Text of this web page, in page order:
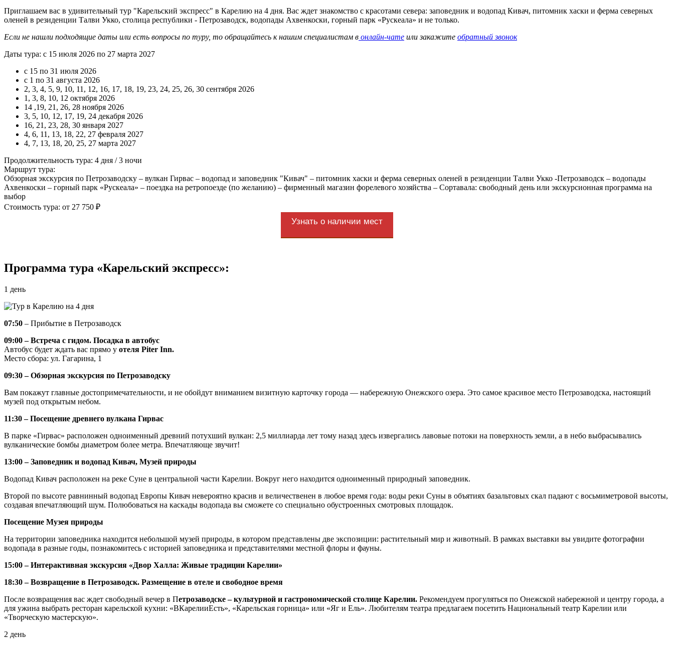
Приглашаем вас в удивительный тур "Карельский экспресс" в Карелию на 4 дня. Вас ждет знакомство с красотами севера: заповедник и водопад Кивач, питомник хаски и ферма северных
оленей в резиденции Талви Укко, столица республики - Петрозаводск, водопады Ахвенкоски, горный парк «Рускеала» и не только.
Если не нашли подходящие даты или есть вопросы по туру, то обращайтесь к нашим специалистам в онлайн-чате или закажите обратный звонок
Даты тура: с 15 июля 2026 по 27 марта 2027
с 15 по 31 июля 2026
с 1 по 31 августа 2026
2, 3, 4, 5, 9, 10, 11, 12, 16, 17, 18, 19, 23, 24, 25, 26, 30 сентября 2026
1, 3, 8, 10, 12 октября 2026
14 ,19, 21, 26, 28 ноября 2026
3, 5, 10, 12, 17, 19, 24 декабря 2026
16, 21, 23, 28, 30 января 2027
4, 6, 11, 13, 18, 22, 27 февраля 2027
4, 7, 13, 18, 20, 25, 27 марта 2027
Продолжительность тура: 4 дня / 3 ночи
Маршрут тура:
Обзорная экскурсия по Петрозаводску – вулкан Гирвас – водопад и заповедник "Кивач" – питомник хаски и ферма северных оленей в резиденции Талви Укко -Петрозаводск – водопады
Ахвенкоски – горный парк «Рускеала» – поездка на ретропоезде (по желанию) – фирменный магазин форелевого хозяйства – Сортавала: свободный день или экскурсионная программа на
выбор
Стоимость тура: от 27 750 ₽
Узнать о наличии мест
Программа тура «Карельский экспресс»:
1 день
07:50 – Прибытие в Петрозаводск
09:00 – Встреча с гидом. Посадка в автобус
Автобус будет ждать вас прямо у отеля Piter Inn.
Место сбора: ул. Гагарина, 1
09:30 – Обзорная экскурсия по Петрозаводску
Вам покажут главные достопримечательности, и не обойдут вниманием визитную карточку города — набережную Онежского озера. Это самое красивое место Петрозаводска, настоящий
музей под открытым небом.
11:30 – Посещение древнего вулкана Гирвас
В парке «Гирвас» расположен одноименный древний потухший вулкан: 2,5 миллиарда лет тому назад здесь извергались лавовые потоки на поверхность земли, а в небо выбрасывались
вулканические бомбы диаметром более метра. Впечатляюще звучит!
13:00 – Заповедник и водопад Кивач, Музей природы
Водопад Кивач расположен на реке Суне в центральной части Карелии. Вокруг него находится одноименный природный заповедник.
Второй по высоте равнинный водопад Европы Кивач невероятно красив и величественен в любое время года: воды реки Суны в объятиях базальтовых скал падают с восьмиметровой высоты,
создавая впечатляющий шум. Полюбоваться на каскады водопада вы сможете со специально обустроенных смотровых площадок.
Посещение Музея природы
На территории заповедника находится небольшой музей природы, в котором представлены две экспозиции: растительный мир и животный. В рамках выставки вы увидите фотографии
водопада в разные годы, познакомитесь с историей заповедника и представителями местной флоры и фауны.
15:00 – Интерактивная экскурсия «Двор Халла: Живые традиции Карелии»
18:30 – Возвращение в Петрозаводск. Размещение в отеле и свободное время
После возвращения вас ждет свободный вечер в Петрозаводске – культурной и гастрономической столице Карелии. Рекомендуем прогуляться по Онежской набережной и центру города, а
для ужина выбрать ресторан карельской кухни: «ВКарелииЕсть», «Карельская горница» или «Яг и Ель». Любителям театра предлагаем посетить Национальный театр Карелии или
«Творческую мастерскую».
2 день